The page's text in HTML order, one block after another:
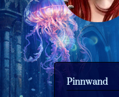
Pinnwand